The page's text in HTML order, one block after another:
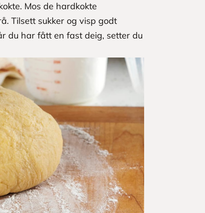
Mos de hardkokte
Tilsett sukker og visp godt
du har fått en fast deig, setter du